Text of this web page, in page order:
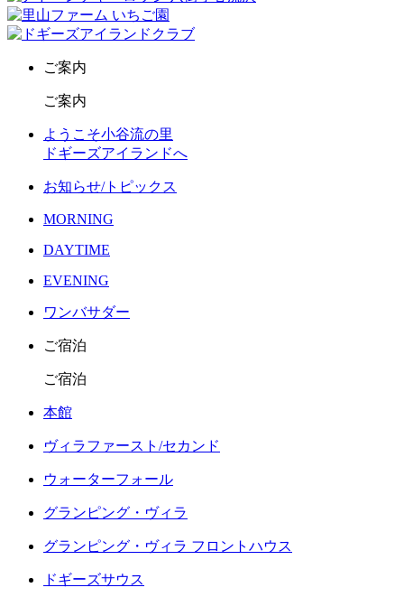
ご案内
ご案内
ようこそ小谷流の里
ドギーズアイランドへ
お知らせ/トピックス
MORNING
DAYTIME
EVENING
ワンバサダー
ご宿泊
ご宿泊
本館
ヴィラファースト/セカンド
ウォーターフォール
グランピング・ヴィラ
グランピング・ヴィラ フロントハウス
ドギーズサウス